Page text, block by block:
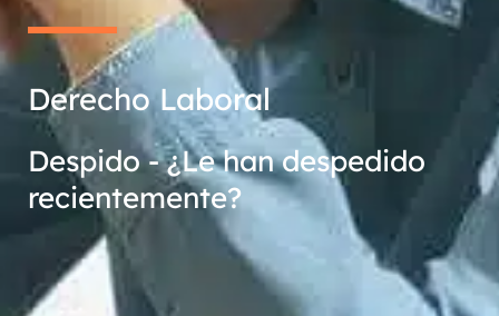
Derecho Laboral
Despido - ¿Le han despedido
recientemente?